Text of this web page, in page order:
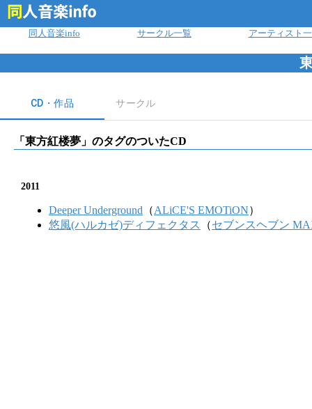
同人音楽info サークル一覧 アーティスト
CD・作品 サークル
「 東方紅楼夢 」のタグのついたCD
2011
Deeper Underground （ALiCE'S EMOTiON）
悠風(ハルカゼ)ディフェクタス
（セブンスヘブン